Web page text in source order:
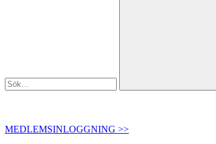
MEDLEMSINLOGGNING >>